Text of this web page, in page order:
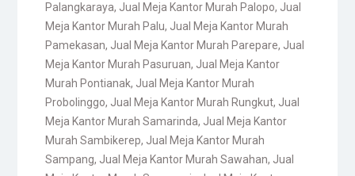
Palangkaraya, Jual Meja Kantor Murah Palopo, Jual
Meja Kantor Murah Palu, Jual Meja Kantor Murah
Pamekasan, Jual Meja Kantor Murah Parepare, Jual
Meja Kantor Murah Pasuruan, Jual Meja Kantor
Murah Pontianak, Jual Meja Kantor Murah
Probolinggo, Jual Meja Kantor Murah Rungkut, Jual
Meja Kantor Murah Samarinda, Jual Meja Kantor
Murah Sambikerep, Jual Meja Kantor Murah
Sampang, Jual Meja Kantor Murah Sawahan, Jual